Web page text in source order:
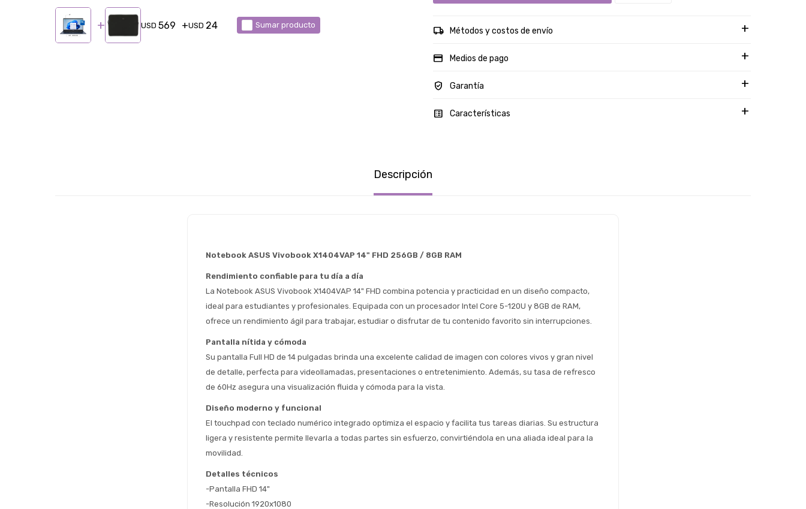
USD 569 USD 24 Sumar producto
Métodos y costos de envío
Medios de pago
Garantía
Características
Descripción
Notebook ASUS Vivobook X1404VAP 14" FHD 256GB / 8GB RAM
Rendimiento confiable para tu día a día
La Notebook ASUS Vivobook X1404VAP 14" FHD combina potencia y practicidad en un diseño compacto,
ideal para estudiantes y profesionales. Equipada con un procesador Intel Core 5-120U y 8GB de RAM,
ofrece un rendimiento ágil para trabajar, estudiar o disfrutar de tu contenido favorito sin interrupciones.
Pantalla nítida y cómoda
Su pantalla Full HD de 14 pulgadas brinda una excelente calidad de imagen con colores vivos y gran nivel
de detalle, perfecta para videollamadas, presentaciones o entretenimiento. Además, su tasa de refresco
de 60Hz asegura una visualización fluida y cómoda para la vista.
Diseño moderno y funcional
El touchpad con teclado numérico integrado optimiza el espacio y facilita tus tareas diarias. Su estructura
ligera y resistente permite llevarla a todas partes sin esfuerzo, convirtiéndola en una aliada ideal para la
movilidad.
Detalles técnicos
-Pantalla FHD 14"
-Resolución 1920x1080
Comprá ahora y Pagá
* sujeto aprobación crediticia
Estimado/a
Estás calificado para comprar usando Pago